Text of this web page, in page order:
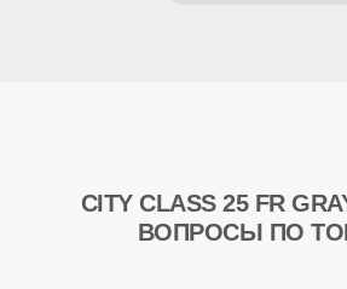
CITY CLASS 25 FR
ВОПРОСЫ ПО